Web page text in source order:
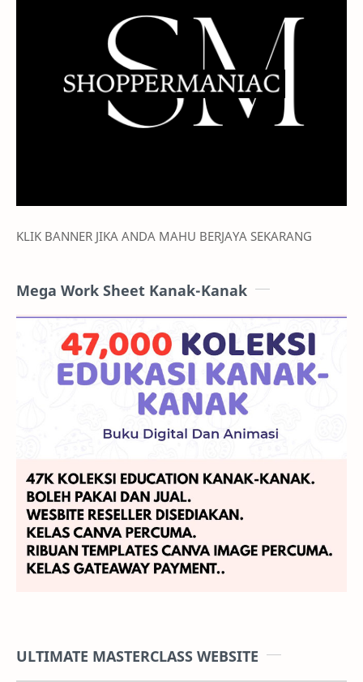
KLIK BANNER JIKA ANDA MAHU BERJAYA SEKARANG
Mega Work Sheet Kanak-Kanak
ULTIMATE MASTERCLASS WEBSITE